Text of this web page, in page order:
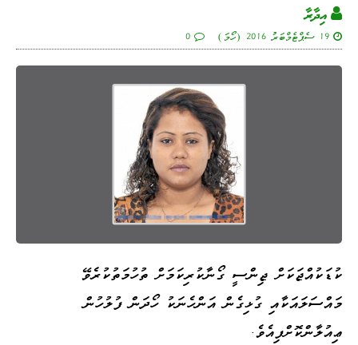
އިދާރާ
19 ސެޕްޓެމްބަރު 2016 (ހޯމަ) 0
ކުޑަކުއްޖަކަށް ޖިންސީ ގޯނާކުރިކަމަށް ތުހުމަތުކުރެވޭ
މައްސަލައަކާއި ގުޅިގެން އަންހެނަކު ހޯދަން ފުލުހުން
ޢިއުލާންކޮށްފިއެވެ.